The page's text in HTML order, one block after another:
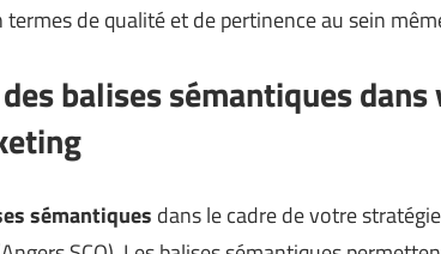
de qualité et de pertinence au sein
des balises sémantiques
sémantiques dans le cadre de votre